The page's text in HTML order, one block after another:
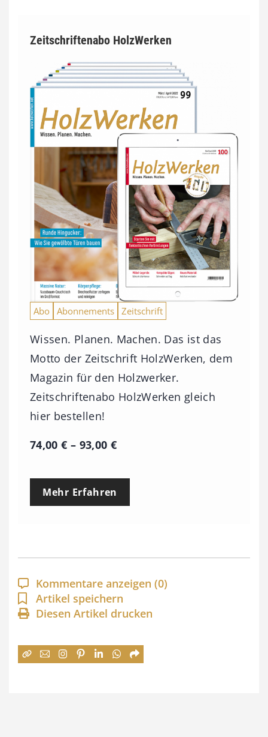
Zeitschriftenabo HolzWerken
Abo Abonnements Zeitschrift
Wissen. Planen. Machen. Das ist das
Motto der Zeitschrift HolzWerken, dem
Magazin für den Holzwerker.
Zeitschriftenabo HolzWerken gleich
hier bestellen!
74,00€ – 93,00 €P
e
p
a
n
n
:
Mehr Erfahren
Kommentare anzeigen (0)
Artikel speichern
Diesen Artikel drucken